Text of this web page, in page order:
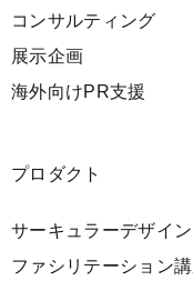
コンサルティング
展示企画
海外向けPR支援
プロダクト
サーキュラーデザイ
ファシリテーション